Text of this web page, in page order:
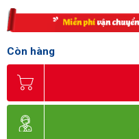
Còn hàng